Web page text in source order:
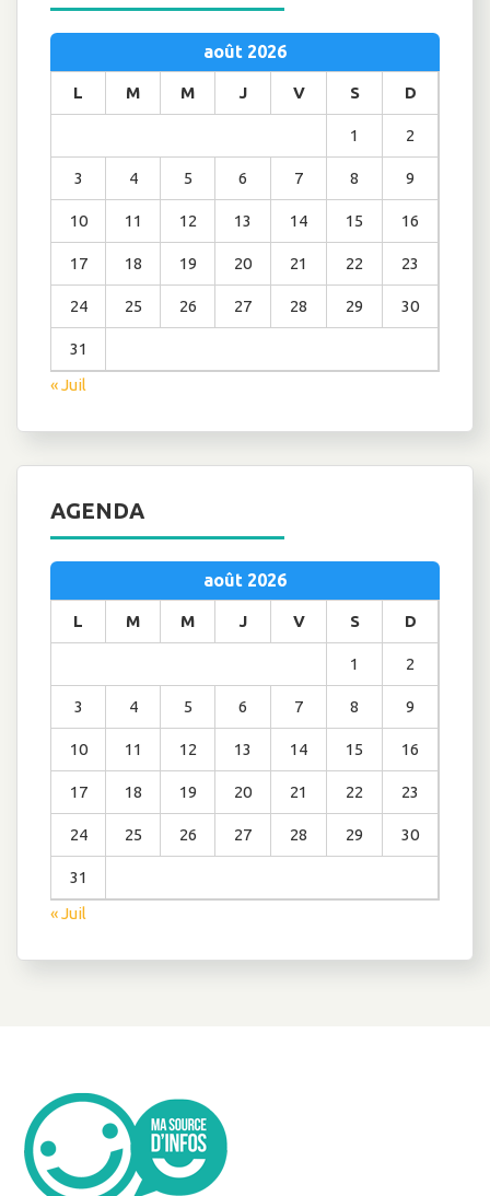
août 2026
L M M J V S D
1 2
3 4 5 6 7 8 9
10 11 12 13 14 15 16
17 18 19 20 21 22 23
24 25 26 27 28 29 30
31
« Juil
AGENDA
août 2026
L M M J V S D
1 2
3 4 5 6 7 8 9
10 11 12 13 14 15 16
17 18 19 20 21 22 23
24 25 26 27 28 29 30
31
« Juil